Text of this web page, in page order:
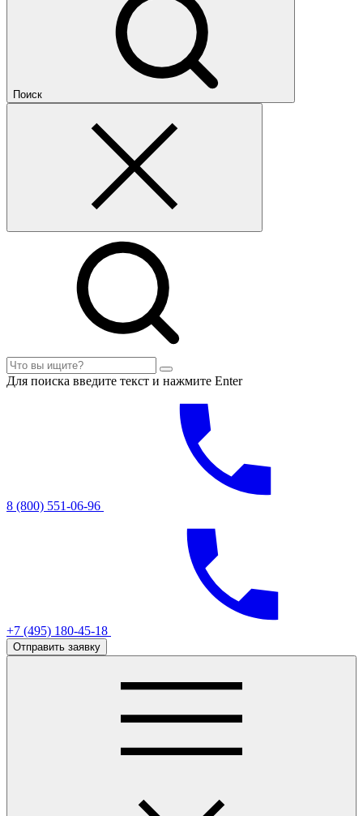
Поиск
Для поиска введите текст и нажмите Enter
8 (800) 551-06-96
+7 (495) 180-45-18
Отправить заявку